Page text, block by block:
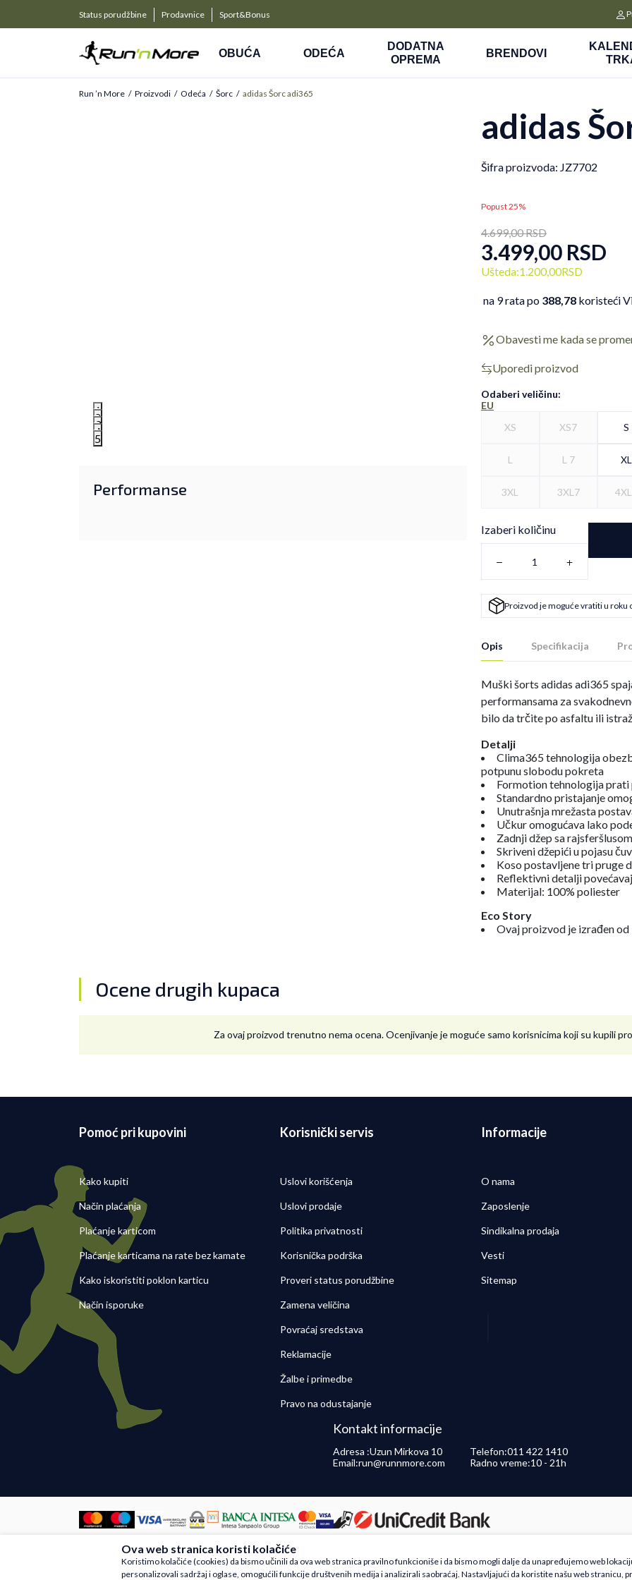
Status porudžbine Prodavnice Sport&Bonus
PLAĆANJE NA RATE
Kreditnim karticama BANCA INTESA platite na 9 rata
OBUĆA ODEĆA
DODATNA
OPREMA
BRENDOVI
Run ’n More Proizvodi Odeća Šorc adidas Šorc adi365
1
2
3
4
5
Performanse
adidas
Šifra proizvoda: JZ7702
Popust 25%
4.699,00RSD
3.499,00 RSD
Ušteda:1.200,00RSD
na 9 rata po 388,78 koristeći
Obavesti me kada se
Uporedi proizvod
Odaberi veličinu:
EU
XS XS7 S
L L 7 XL
3XL 3XL7
Izaberi količinu
Proizvod je moguće vratiti u roku
Opis Specifikacija
Muški šorts adidas adi365
performansama za
bilo da trčite po asfaltu ili
Detalji
Clima365 tehnologija
potpunu slobodu pokreta
Formotion tehnologija
Standardno pristajanje
Unutrašnja mrežasta
Učkur omogućava lako
Zadnji džep sa
Skriveni džepići u pojasu
Koso postavljene tri pruge
Reflektivni detalji
Materijal: 100% poliester
Eco Story
Ovaj proizvod je izrađen
Ocene drugih kupaca
Za ovaj proizvod trenutno nema ocena. Ocenjivanje je moguće samo korisnicima koji su kupili
Pomoć pri kupovini
Kako kupiti
Način plaćanja
Plaćanje karticom
Plaćanje karticama na rate bez kamate
Kako iskoristiti poklon karticu
Način isporuke
Korisnički servis
Uslovi korišćenja
Uslovi prodaje
Politika privatnosti
Korisnička podrška
Proveri status porudžbine
Zamena veličina
Povraćaj sredstava
Reklamacije
Žalbe i primedbe
Pravo na odustajanje
Informacije
O nama
Zaposlenje
Sindikalna prodaja
Vesti
Sitemap
Kontakt informacije
Adresa :Uzun Mirkova 10 Telefon:011 422 1410
Email:run@runnmore.com Radno vreme:10 - 21h
Nastojimo da budemo što precizniji u opisu proizvoda, prikazu slika i samih cena, ali ne možemo garantovati da su sve
artikli prikazani na sajtu su deo naše ponude i ne podrazumeva da su dostupni u svakom trenutku. Raspoloživost robe
Ova web stranica koristi kolačiće
Koristimo kolačiće (cookies) da bismo učinili da ova web stranica pravilno funkcioniše i da bismo mogli dalje da unapređujemo web
personalizovali sadržaj i oglase, omogućili funkcije društvenih medija i analizirali saobraćaj. Nastavljajući da koristite našu web stranicu,